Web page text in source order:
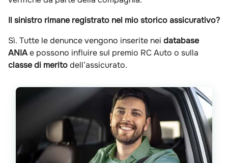
Il sinistro rimane registrato nel mio storico assicurativo?
Sì. Tutte le denunce vengono inserite nei database
ANIAe possono influire sul premio RC Auto o sulla
classe di meritodell’assicurato.